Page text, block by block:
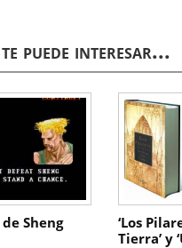
puede interesar...
Sheng
‘Los
Tierra’ y